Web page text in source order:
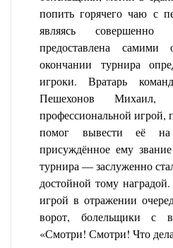
попить горячего чаю с
являясь совершенно
предоставлена самими
окончании турнира
игроки. Вратарь
Пешехонов Михаил,
профессиональной игрой,
помог вывести её
присуждённое ему
турнира — заслуженно
достойной тому
игрой в отражении
ворот, болельщики с
«Смотри! Смотри! Что